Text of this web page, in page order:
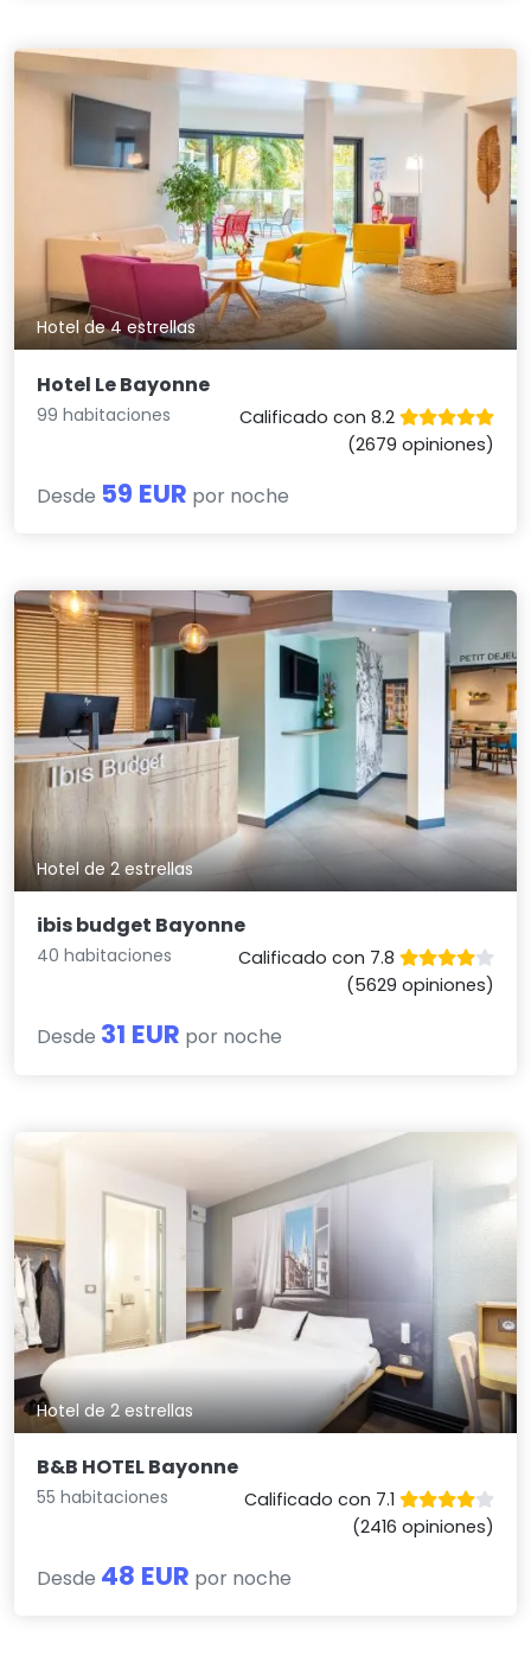
Hotel de 4 estrellas
Hotel Le Bayonne
99 habitaciones
Calificado con 8.2
(2679 opiniones)
Desde 59 EUR por noche
Hotel de 2 estrellas
ibis budget Bayonne
40 habitaciones
Calificado con 7.8
(5629 opiniones)
Desde 31 EUR por noche
Hotel de 2 estrellas
B&B HOTEL Bayonne
55 habitaciones
Calificado con 7.1
(2416 opiniones)
Desde 48 EUR por noche